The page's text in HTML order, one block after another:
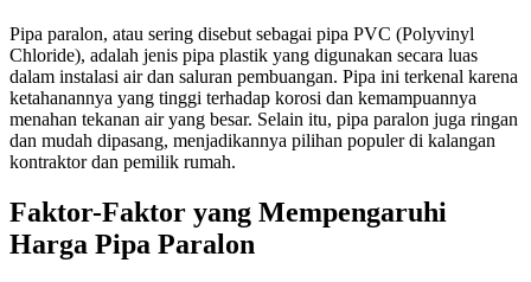
Pipa paralon, atau sering disebut sebagai pipa PVC (Polyvinyl
Chloride), adalah jenis pipa plastik yang digunakan secara luas
dalam instalasi air dan saluran pembuangan. Pipa ini terkenal karena
ketahanannya yang tinggi terhadap korosi dan kemampuannya
menahan tekanan air yang besar. Selain itu, pipa paralon juga ringan
dan mudah dipasang, menjadikannya pilihan populer di kalangan
kontraktor dan pemilik rumah.
Faktor-Faktor yang Mempengaruhi
Harga Pipa Paralon